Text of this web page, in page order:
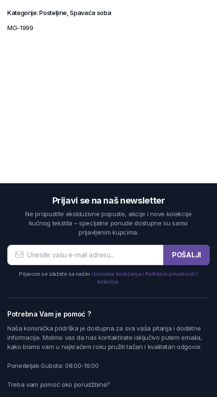
Kategorije:Posteljine ,Spavaća soba
MG-1999
Prijavi se na naš newsletter
Ne propustite ekskluzivne popuste, akcije i nove kolekcije
kućnog tekstila – specijalne ponude dostupne su samo
prijavljenim kupcima.
POŠALJI
Prijavom se slažete sa našim Uslovima korišćenja i Politikom privatnosti i
kolačića.
Potrebna Vam je pomoć ?
Naša korisnička podrška je dostupna za sva vaša pitanja i dodatne
informacije. Molimo vas da nas kontaktirate isključivo putem emaila,
kako bismo vam u najkraćem roku pružili tačan i kvalitetan odgovor.
Ponedeljak-Subota: 08:00-16:00
Treba vam pomoć oko porudžbine?